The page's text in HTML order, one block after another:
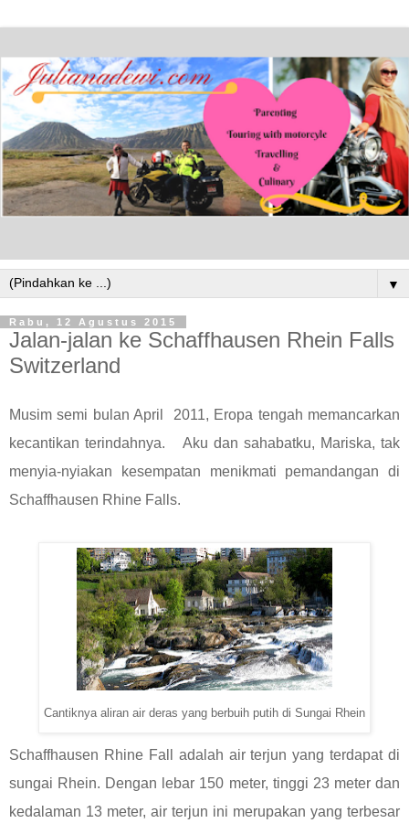
▼
Rabu, 12 Agustus 2015
Jalan-jalan ke Schaffhausen Rhein Falls
Switzerland
Musim semi bulan April 2011, Eropa tengah memancarkan
kecantikan terindahnya. Aku dan sahabatku, Mariska, tak
menyia-nyiakan kesempatan menikmati pemandangan di
Schaffhausen Rhine Falls.
Cantiknya aliran air deras yang berbuih putih di Sungai Rhein
Schaffhausen Rhine Fall adalah air terjun yang terdapat di
sungai Rhein. Dengan lebar 150 meter, tinggi 23 meter dan
kedalaman 13 meter, air terjun ini merupakan yang terbesar